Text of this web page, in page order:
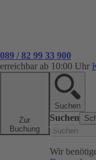
089 / 82 99 33 900
erreichbar ab 10:00 Uhr
Zur
Buchung
Suchen
Suchen
Wir